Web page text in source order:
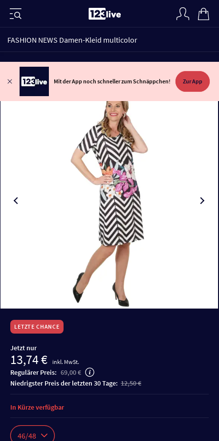
FASHION NEWS Damen-Kleid multicolor
Mit der App noch schneller zum Schnäppchen! Zur App
LETZTE CHANCE
Jetzt nur
13,74 € inkl. MwSt.
Regulärer Preis: 69,00 €
niedrigster Preis der letzten 30 Tage: 12,50 €
46/48
In Kürze verfügbar